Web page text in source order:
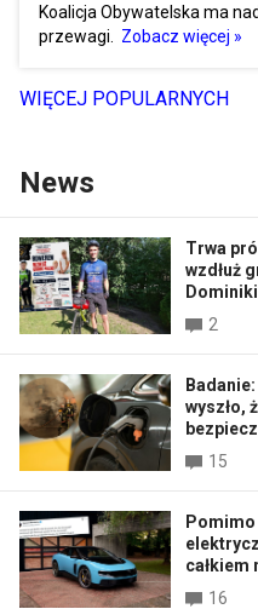
Koalicja Obywatelska ma
przewagi.
Zobacz więcej »
WIĘCEJ POPULARNYCH
News
Trwa
wzdłuż
2
wyszło,
15
całkiem
16